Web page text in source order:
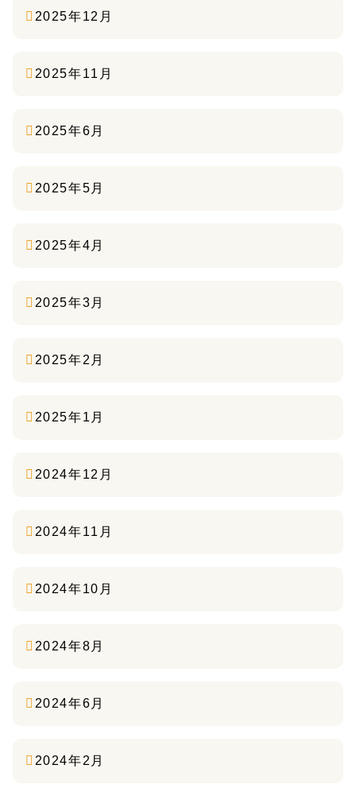
2025年12月
2025年11月
2025年6月
2025年5月
2025年4月
2025年3月
2025年2月
2025年1月
2024年12月
2024年11月
2024年10月
2024年8月
2024年6月
2024年2月